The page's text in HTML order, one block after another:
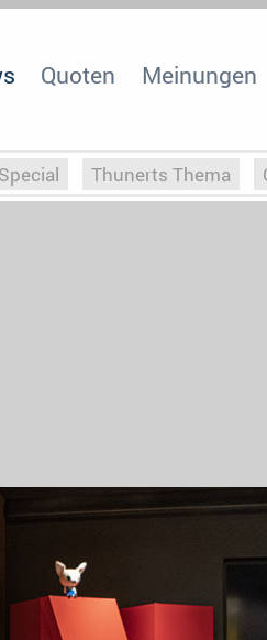
Quoten Meinungen
Thunerts Thema